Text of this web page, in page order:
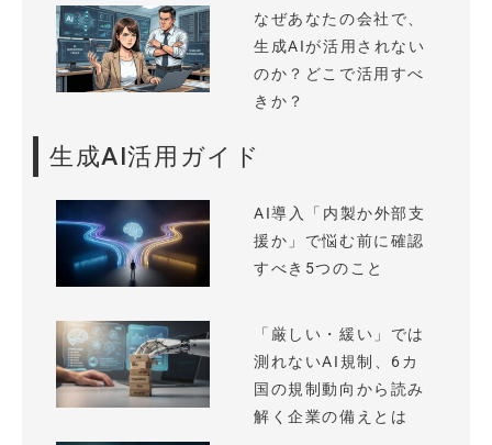
なぜあなたの会社で、
生成AIが活用されない
のか？どこで活用すべ
きか？
生成AI活用ガイド
AI導入「内製か外部支
援か」で悩む前に確認
すべき5つのこと
「厳しい・緩い」では
測れないAI規制、6カ
国の規制動向から読み
解く企業の備えとは